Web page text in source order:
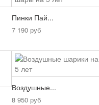
Пинки Пай...
7 190 руб
Воздушные...
8 950 руб